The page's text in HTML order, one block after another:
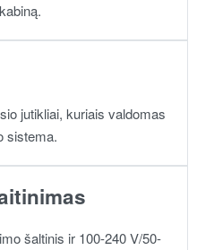
jutikliai, kuriais valdomas
sistema.
šaltinis ir 100-240 V/50-